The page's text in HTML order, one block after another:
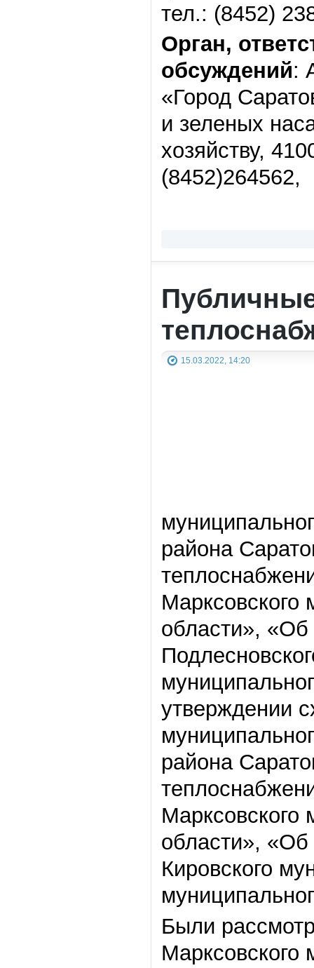
тел.: (8452)
Орган,
обсуждений:
«Город
и зеленых
хозяйству,
15.03.2022, 14:20
района
Марксовского
области»,
утверждении
района
Марксовского
области»,
Кировского
Были
Марксовского